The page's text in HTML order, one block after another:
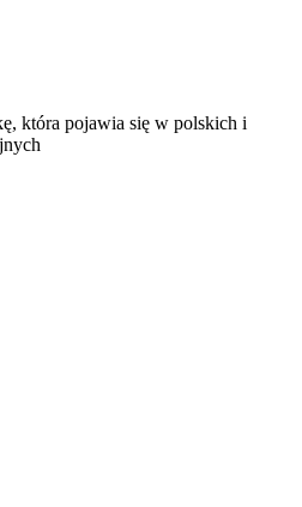
która pojawia się w polskich i